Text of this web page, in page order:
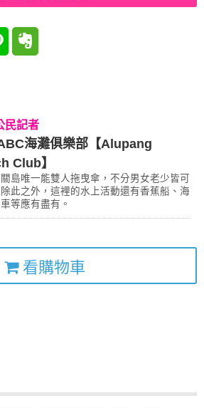
民記者
海灘俱樂部【Alupang
Club】
島唯一能雙人拖曳傘，不分男女老少皆可
此之外，這裡的水上活動還有香蕉船、海
車等應有盡有。
看購物車